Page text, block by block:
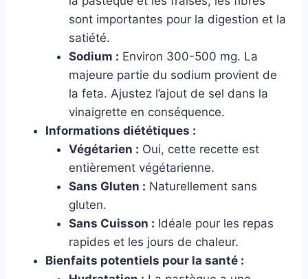
sont importantes pour la digestion et la
satiété.
Sodium : Environ 300-500 mg. La
majeure partie du sodium provient de
la feta. Ajustez l’ajout de sel dans la
vinaigrette en conséquence.
Informations diététiques :
Végétarien : Oui, cette recette est
entièrement végétarienne.
Sans Gluten : Naturellement sans
gluten.
Sans Cuisson : Idéale pour les repas
rapides et les jours de chaleur.
Bienfaits potentiels pour la santé :